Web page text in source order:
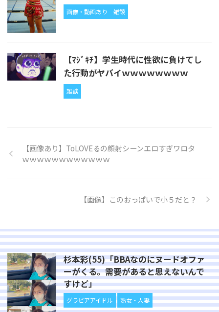
画像・動画あり 雑談
【ﾏｼﾞｷﾁ】学生時代に性欲に負けてし
た行動がヤバイｗｗｗｗｗｗｗｗ
雑談
【画像あり】ToLOVEるの顔射シーンエロすぎワロタ
ｗｗｗｗｗｗｗｗｗｗｗｗ
【画像】このおっぱいで小５だと？
杉本彩(55)「BBAなのにヌードオファ
ーがくる。需要があると思えないんで
すけど」
グラビアアイドル 熟女・人妻